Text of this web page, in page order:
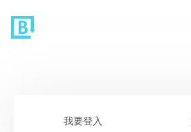
我要登入